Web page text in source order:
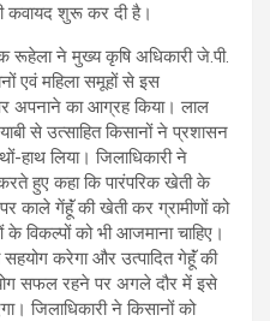
कवायद शुरू कर दी है।
रूहेला ने मुख्य कृषि अधिकारी जे.पी.
एवं महिला समूहों से इस
अपनाने का आग्रह किया। लाल
से उत्साहित किसानों ने प्रशासन
हाथ लिया। जिलाधिकारी ने
हुए कहा कि पारंपरिक खेती के
काले गेंहॅूं की खेती कर ग्रामीणों को
विकल्पों को भी आजमाना चाहिए।
सहयोग करेगा और उत्पादित गेहॅूं की
सफल रहने पर अगले दौर में इसे
जिलाधिकारी ने किसानों को